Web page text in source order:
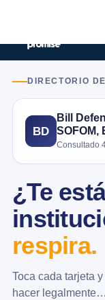
DIRECTORIO
BD
Bill
SOFOM,
Consultado
¿Te
respira.
Toca cada tarjeta
hacer